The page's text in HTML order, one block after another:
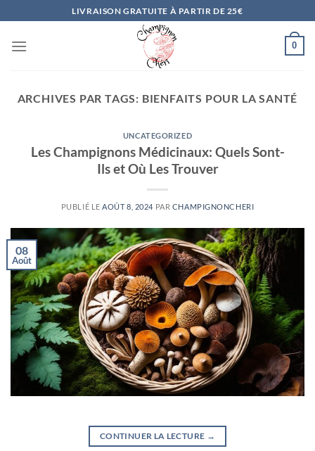
au
contenu
LIVRAISON GRATUITE À PARTIR DE 25€
0
ARCHIVES PAR TAGS: BIENFAITS POUR LA SANTÉ
UNCATEGORIZED
Les Champignons Médicinaux: Quels Sont-
Ils et Où Les Trouver
PUBLIÉ LE AOÛT 8, 2024 PAR CHAMPIGNONCHERI
08
Août
CONTINUER LA LECTURE →